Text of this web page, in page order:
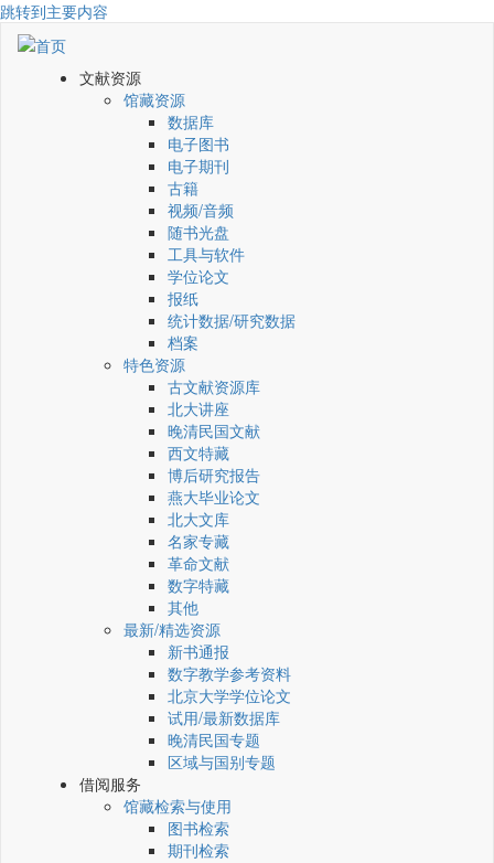
跳转到主要内容
文献资源
馆藏资源
数据库
电子图书
电子期刊
古籍
视频/音频
随书光盘
工具与软件
学位论文
报纸
统计数据/研究数据
档案
特色资源
古文献资源库
北大讲座
晚清民国文献
西文特藏
博后研究报告
燕大毕业论文
北大文库
名家专藏
革命文献
数字特藏
其他
最新/精选资源
新书通报
数字教学参考资料
北京大学学位论文
试用/最新数据库
晚清民国专题
区域与国别专题
借阅服务
馆藏检索与使用
图书检索
期刊检索